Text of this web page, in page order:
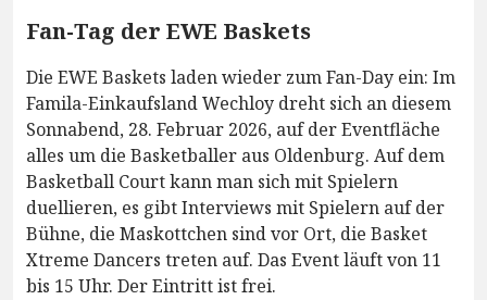
Fan-Tag der EWE Baskets
Die EWE Baskets laden wieder zum Fan-Day ein: Im
Famila-Einkaufsland Wechloy dreht sich an diesem
Sonnabend, 28. Februar 2026, auf der Eventfläche
alles um die Basketballer aus Oldenburg. Auf dem
Basketball Court kann man sich mit Spielern
duellieren, es gibt Interviews mit Spielern auf der
Bühne, die Maskottchen sind vor Ort, die Basket
Xtreme Dancers treten auf. Das Event läuft von 11
bis 15 Uhr. Der Eintritt ist frei.